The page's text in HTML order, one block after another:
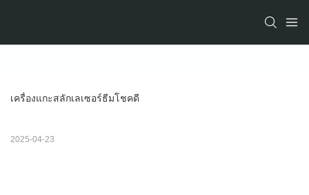
เครื่องแกะสลักเลเซอร์ธีมโชคดี
2025-04-23